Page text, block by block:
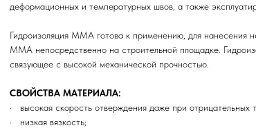
деформационных и температурных швов, а также
Гидроизоляция ММА готова к применению, для нанесения
ММА непосредственно на строительной площадке.
связующее с высокой механической прочностью.
СВОЙСТВА МАТЕРИАЛА:
· высокая скорость отверждения даже при отрицательных
· низкая вязкость;